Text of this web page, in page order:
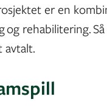
er en
og rehabilitering.
avtalt.